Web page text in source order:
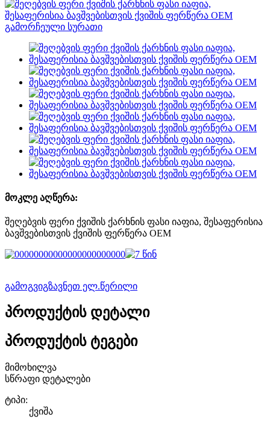
მოკლე აღწერა:
შეღებვის ფერი ქვიშის ქარხნის ფასი იაფია, შესაფერისია
ბავშვებისთვის ქვიშის ფერწერა OEM
გამოგვიგზავნეთ ელ.წერილი
პროდუქტის დეტალი
პროდუქტის ტეგები
მიმოხილვა
სწრაფი დეტალები
ტიპი:
ქვიშა